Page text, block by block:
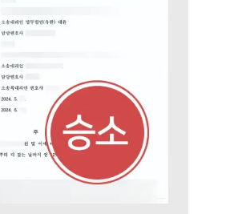
업무사례
주요 업무사례
사례분석/최신동향
법률정보
법률지식인
고객후기
업무분야